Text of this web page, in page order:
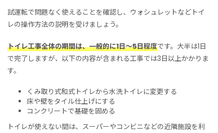
試運転で問題なく使えることを確認し、ウォシュレットなどトイ
レの操作方法の説明を受けましょう。
トイレ工事全体の期間は、一般的に1日〜5日程度です。大半は1日
で完了しますが、以下の内容が含まれる工事では3日以上かかりま
す。
くみ取り式和式トイレから水洗トイレに変更する
床や壁をタイル仕上げにする
コンクリートで基礎を固める
トイレが使えない間は、スーパーやコンビニなどの近隣施設を利